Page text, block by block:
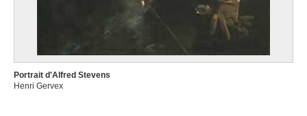
Portrait d'Alfred Stevens
Henri Gervex